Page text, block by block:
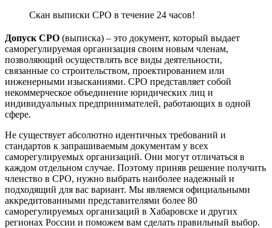
Скан выписки СРО в течение 24 часов!
Допуск СРО (выписка) – это документ, который выдает
саморегулируемая организация своим новым членам,
позволяющий осуществлять все виды деятельности,
связанные со строительством, проектированием или
инженерными изысканиями. СРО представляет собой
некоммерческое объединение юридических лиц и
индивидуальных предпринимателей, работающих в одной
сфере.
Не существует абсолютно идентичных требований и
стандартов к запрашиваемым документам у всех
саморегулируемых организаций. Они могут отличаться в
каждом отдельном случае. Поэтому приняв решение получить
членство в СРО, нужно выбрать наиболее надежный и
подходящий для вас вариант. Мы являемся официальными
аккредитованными представителями более 80
саморегулируемых организаций в Хабаровске и других
регионах России и поможем вам сделать правильный выбор.